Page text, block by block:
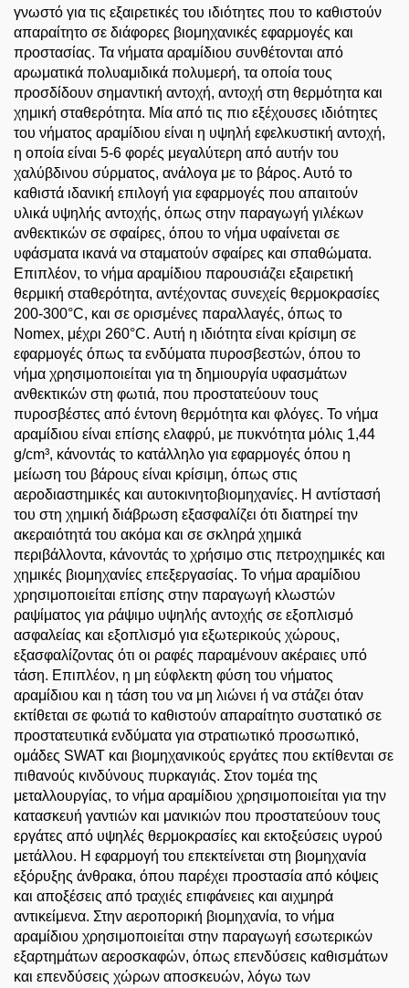
γνωστό για τις εξαιρετικές του ιδιότητες που το καθιστούν
απαραίτητο σε διάφορες βιομηχανικές εφαρμογές και
προστασίας. Τα νήματα αραμίδιου συνθέτονται από
αρωματικά πολυαμιδικά πολυμερή, τα οποία τους
προσδίδουν σημαντική αντοχή, αντοχή στη θερμότητα και
χημική σταθερότητα. Μία από τις πιο εξέχουσες ιδιότητες
του νήματος αραμίδιου είναι η υψηλή εφελκυστική αντοχή,
η οποία είναι 5-6 φορές μεγαλύτερη από αυτήν του
χαλύβδινου σύρματος, ανάλογα με το βάρος. Αυτό το
καθιστά ιδανική επιλογή για εφαρμογές που απαιτούν
υλικά υψηλής αντοχής, όπως στην παραγωγή γιλέκων
ανθεκτικών σε σφαίρες, όπου το νήμα υφαίνεται σε
υφάσματα ικανά να σταματούν σφαίρες και σπαθώματα.
Επιπλέον, το νήμα αραμίδιου παρουσιάζει εξαιρετική
θερμική σταθερότητα, αντέχοντας συνεχείς θερμοκρασίες
200-300°C, και σε ορισμένες παραλλαγές, όπως το
Nomex, μέχρι 260°C. Αυτή η ιδιότητα είναι κρίσιμη σε
εφαρμογές όπως τα ενδύματα πυροσβεστών, όπου το
νήμα χρησιμοποιείται για τη δημιουργία υφασμάτων
ανθεκτικών στη φωτιά, που προστατεύουν τους
πυροσβέστες από έντονη θερμότητα και φλόγες. Το νήμα
αραμίδιου είναι επίσης ελαφρύ, με πυκνότητα μόλις 1,44
g/cm³, κάνοντάς το κατάλληλο για εφαρμογές όπου η
μείωση του βάρους είναι κρίσιμη, όπως στις
αεροδιαστημικές και αυτοκινητοβιομηχανίες. Η αντίστασή
του στη χημική διάβρωση εξασφαλίζει ότι διατηρεί την
ακεραιότητά του ακόμα και σε σκληρά χημικά
περιβάλλοντα, κάνοντάς το χρήσιμο στις πετροχημικές και
χημικές βιομηχανίες επεξεργασίας. Το νήμα αραμίδιου
χρησιμοποιείται επίσης στην παραγωγή κλωστών
ραψίματος για ράψιμο υψηλής αντοχής σε εξοπλισμό
ασφαλείας και εξοπλισμό για εξωτερικούς χώρους,
εξασφαλίζοντας ότι οι ραφές παραμένουν ακέραιες υπό
τάση. Επιπλέον, η μη εύφλεκτη φύση του νήματος
αραμίδιου και η τάση του να μη λιώνει ή να στάζει όταν
εκτίθεται σε φωτιά το καθιστούν απαραίτητο συστατικό σε
προστατευτικά ενδύματα για στρατιωτικό προσωπικό,
ομάδες SWAT και βιομηχανικούς εργάτες που εκτίθενται σε
πιθανούς κινδύνους πυρκαγιάς. Στον τομέα της
μεταλλουργίας, το νήμα αραμίδιου χρησιμοποιείται για την
κατασκευή γαντιών και μανικιών που προστατεύουν τους
εργάτες από υψηλές θερμοκρασίες και εκτοξεύσεις υγρού
μετάλλου. Η εφαρμογή του επεκτείνεται στη βιομηχανία
εξόρυξης άνθρακα, όπου παρέχει προστασία από κόψεις
και αποξέσεις από τραχιές επιφάνειες και αιχμηρά
αντικείμενα. Στην αεροπορική βιομηχανία, το νήμα
αραμίδιου χρησιμοποιείται στην παραγωγή εσωτερικών
εξαρτημάτων αεροσκαφών, όπως επενδύσεις καθισμάτων
και επενδύσεις χώρων αποσκευών, λόγω των